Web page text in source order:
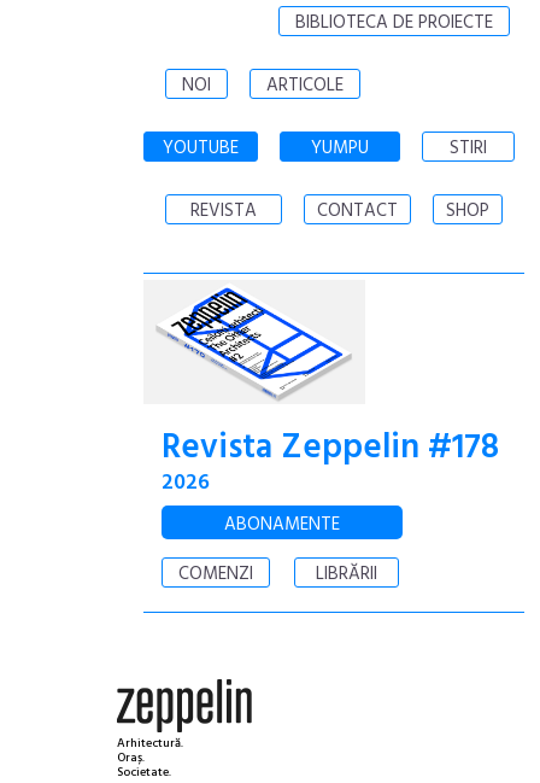
BIBLIOTECA DE PROIECTE
NOI ARTICOLE
YOUTUBE YUMPU STIRI
REVISTA CONTACT SHOP
Revista Zeppelin #178
2026
ABONAMENTE
COMENZI
LIBRĂRII
Arhitectură.
Oraș.
Societate.